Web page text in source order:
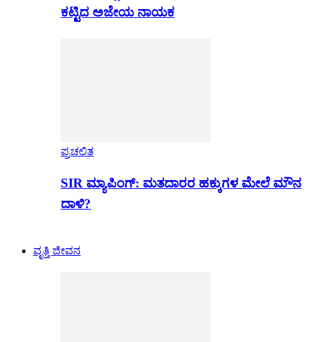
ಕಟ್ಟಿದ ಅಜೇಯ ನಾಯಕ
ಪ್ರಚಲಿತ
SIR ಮ್ಯಾಪಿಂಗ್: ಮತದಾರರ ಹಕ್ಕುಗಳ ಮೇಲೆ ಮೌನ
ದಾಳಿ?
ವೃತ್ತಿ ಜೀವನ